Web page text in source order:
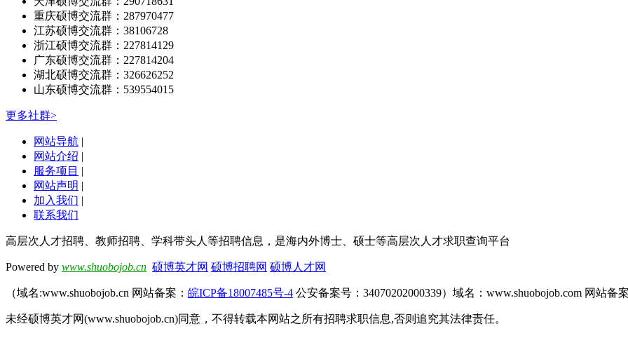
重庆硕博交流群：287970477
江苏硕博交流群：38106728
浙江硕博交流群：227814129
广东硕博交流群：227814204
湖北硕博交流群：326626252
山东硕博交流群：539554015
更多社群>
网站导航 |
网站介绍 |
服务项目 |
网站声明 |
加入我们 |
联系我们
高层次人才招聘、教师招聘、学科带头人等招聘信息，是海内外博士、硕士等高层次人才求职查询平台
Powered by www.shuobojob.cn 硕博英才网 硕博招聘网 硕博人才网
（域名:www.shuobojob.cn 网站备案： 皖ICP备18007485号-4 公安备案号：34070202000339）域名：www.shuobojob.com 网站备
未经硕博英才网(www.shuobojob.cn)同意，不得转载本网站之所有招聘求职信息,否则追究其法律责任。